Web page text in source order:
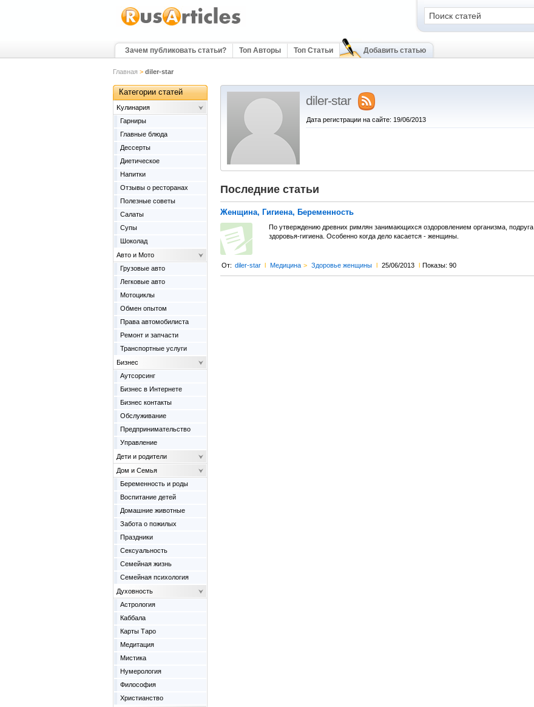
Зачем публиковать статьи? Топ Авторы Топ Статьи Добавить статью
Главная > diler-star
diler-star
Дата регистрации на сайте: 19/06/2013
Последние статьи
Женщина, Гигиена, Беременность
По утверждению древних римлян занимающихся оздоровлением организма, подруга
здоровья-гигиена. Особенно когда дело касается - женщины.
От: diler-star l Медицина > Здоровье женщины l 25/06/2013 l Показы: 90
Категории статей
Kулинария
Гарниры
Главные блюда
Дессерты
Диетическое
Напитки
Отзывы о ресторанах
Полезные советы
Салаты
Супы
Шоколад
Авто и Мото
Грузовые авто
Легковые авто
Мотоциклы
Обмен опытом
Права автомобилиста
Ремонт и запчасти
Транспортные услуги
Бизнес
Аутсорсинг
Бизнес в Интернете
Бизнес контакты
Обслуживание
Предпринимательство
Управление
Дети и родители
Дом и Семья
Беременность и роды
Воспитание детей
Домашние животные
Забота о пожилых
Праздники
Сексуальность
Семейная жизнь
Семейная психология
Духовность
Астрология
Каббала
Карты Таро
Медитация
Мистика
Нумерология
Философия
Христианство